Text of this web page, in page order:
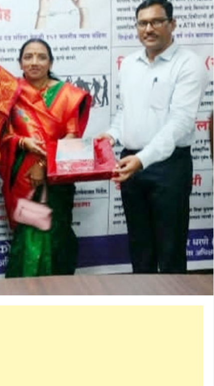
महत्वाच्या बातम्या
What Is a Front-End Developer?
How to Become One, Salary, Skills
Kanthak Suryatale